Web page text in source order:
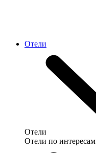
Отели
Отели
Отели по интересам